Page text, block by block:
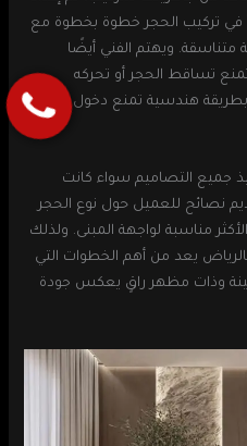
في تركيب الحجر خطوة بخطوة مع
متناسقة. ويهتم الفني أيضًا
تساقط الحجر أو تحركه
هندسية تمنع دخول المياه
جميع التصاميم سواء كانت
نصائح للعميل حول نوع الحجر
مناسبة لواجهة المبنى. ولذلك
يعد من أهم الخطوات التي
وذات مظهر راقٍ يعكس جودة